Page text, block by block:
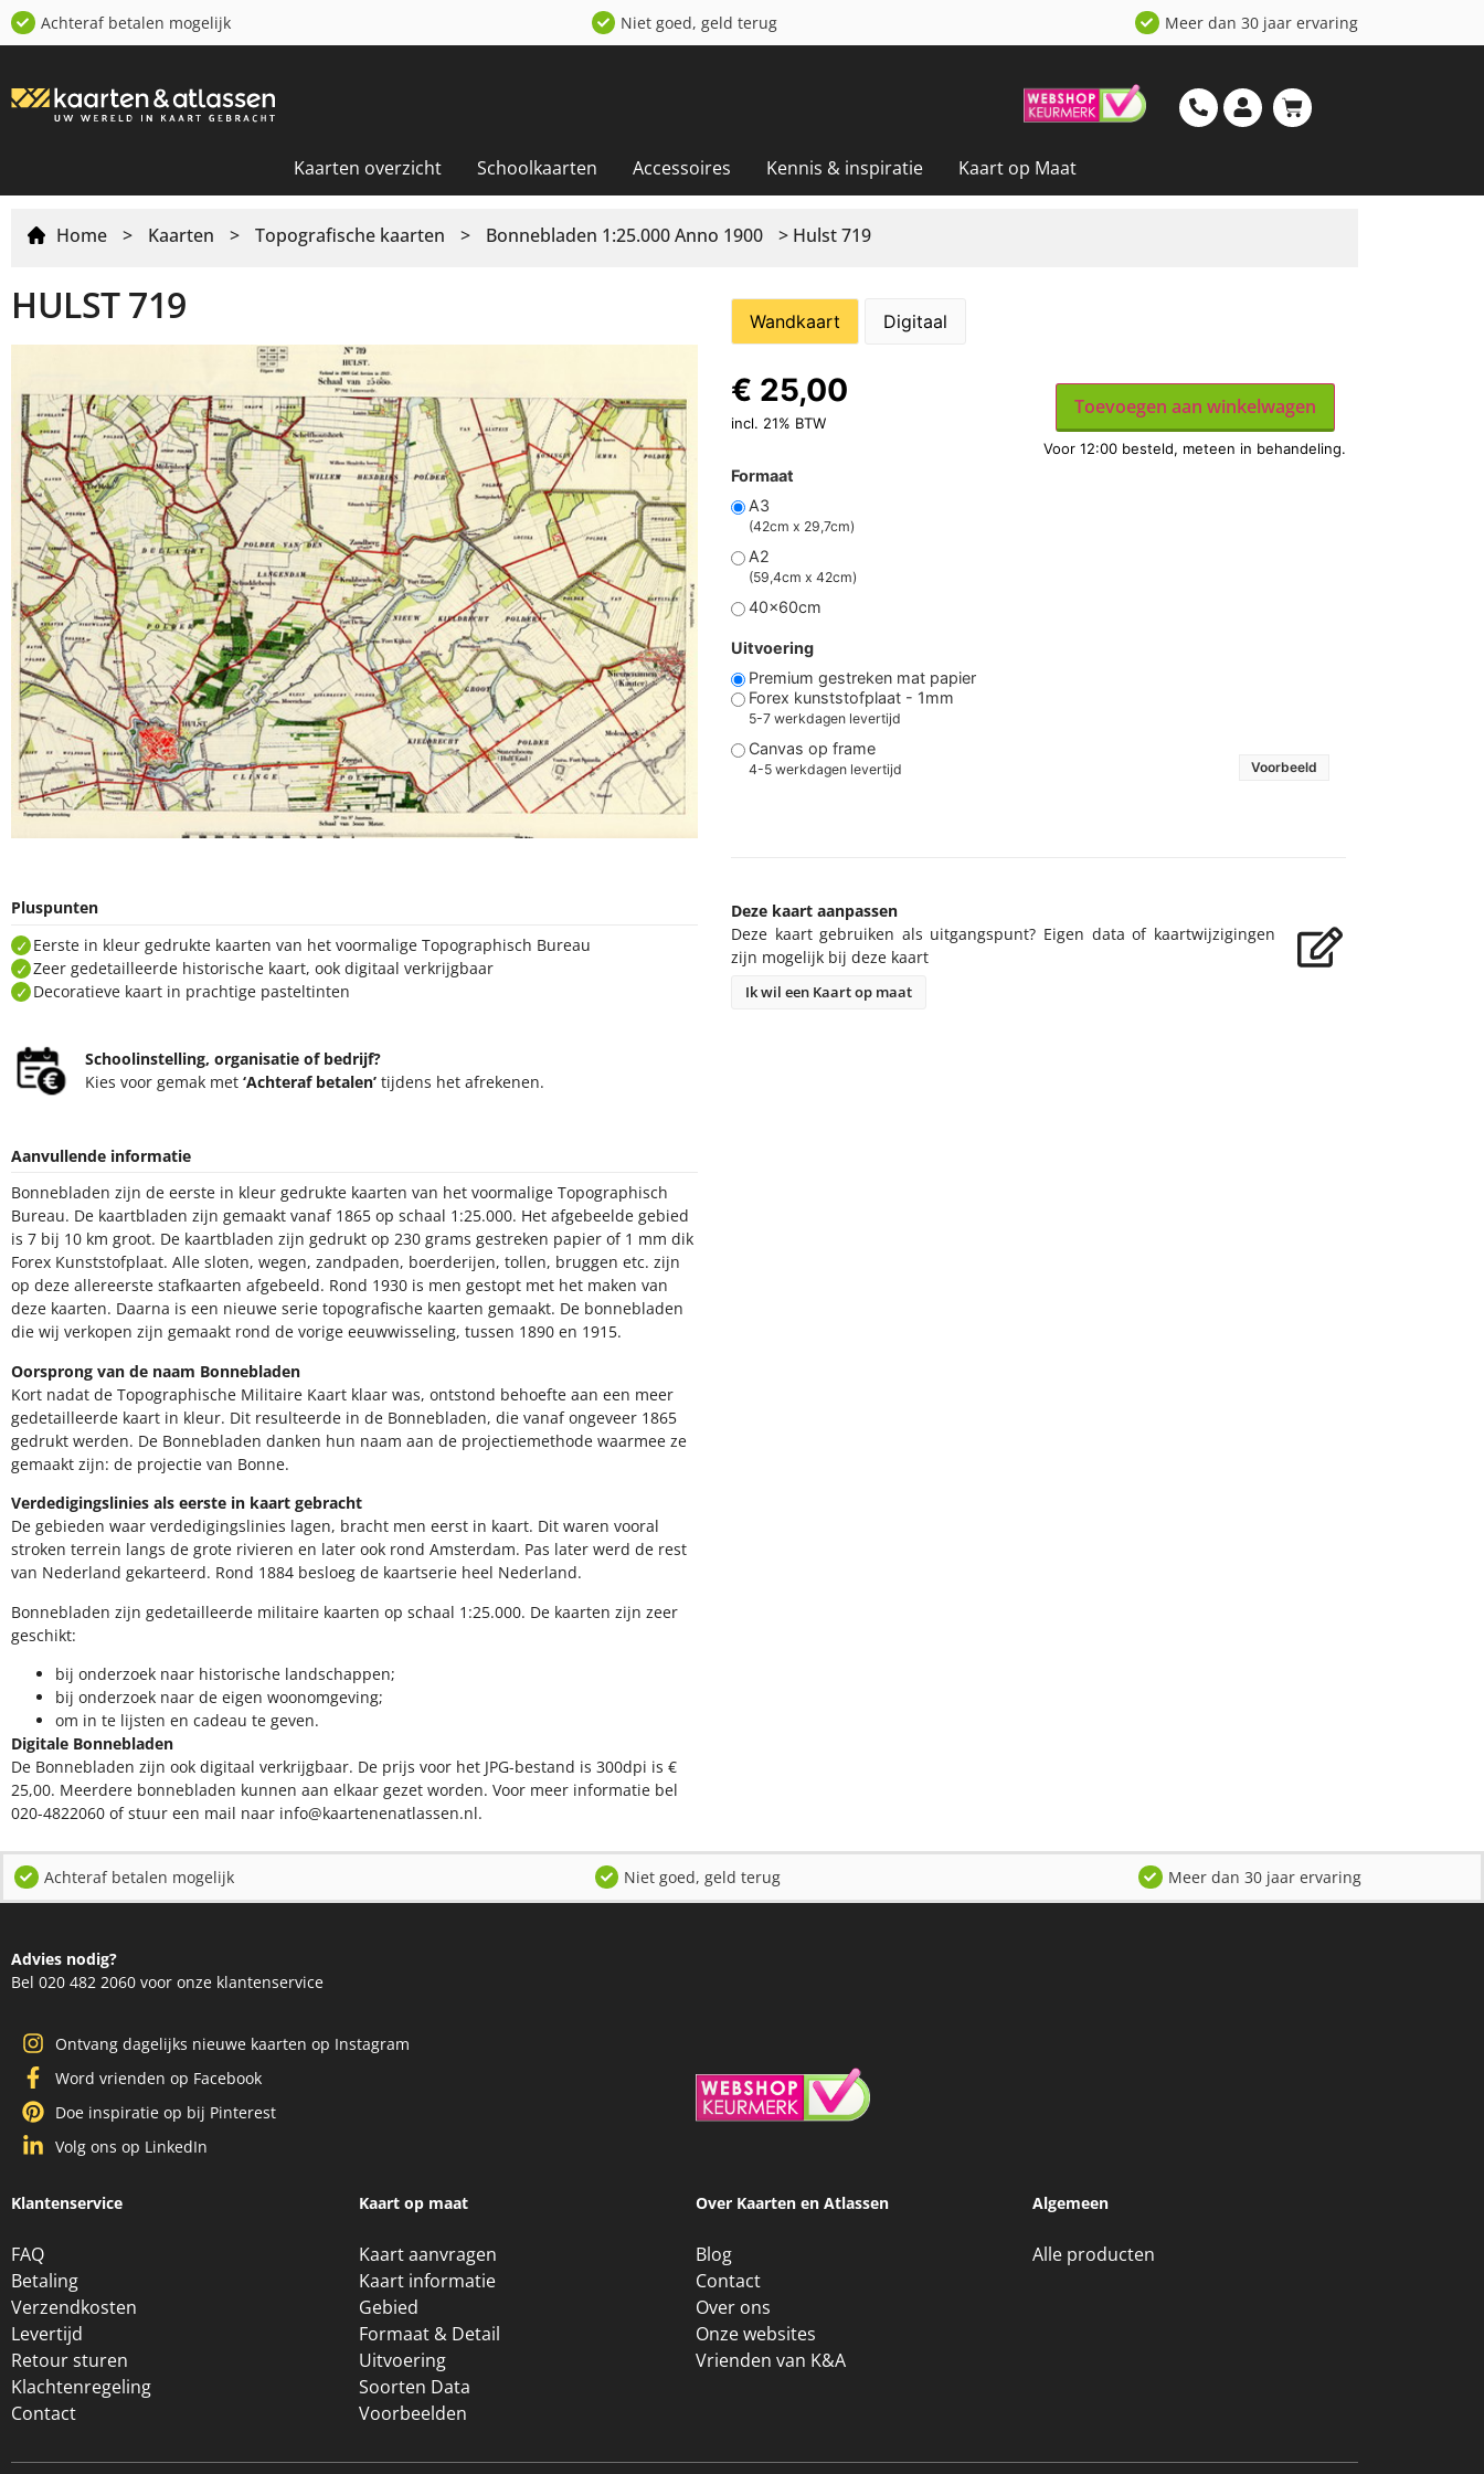
Achteraf betalen mogelijk Niet goed, geld terug Meer dan 30 jaar ervaring
Kaarten overzicht Schoolkaarten Accessoires Kennis & inspiratie Kaart op Maat
Home > Kaarten > Topografische kaarten > Bonnebladen 1:25.000 Anno 1900 > Hulst 719
HULST 719
Pluspunten
Eerste in kleur gedrukte kaarten van het voormalige Topographisch Bureau
Zeer gedetailleerde historische kaart, ook digitaal verkrijgbaar
Decoratieve kaart in prachtige pasteltinten
Schoolinstelling, organisatie of bedrijf?
Kies voor gemak met‘Achteraf betalen’ tijdens het afrekenen.
Aanvullende informatie
Bonnebladen zijn de eerste in kleur gedrukte kaarten van het voormalige Topographisch
Bureau. De kaartbladen zijn gemaakt vanaf 1865 op schaal 1:25.000. Het afgebeelde gebied
is 7 bij 10 km groot. De kaartbladen zijn gedrukt op 230 grams gestreken papier of 1 mm dik
Forex Kunststofplaat. Alle sloten, wegen, zandpaden, boerderijen, tollen, bruggen etc. zijn
op deze allereerste stafkaarten afgebeeld. Rond 1930 is men gestopt met het maken van
deze kaarten. Daarna is een nieuwe serie topografische kaarten gemaakt. De bonnebladen
die wij verkopen zijn gemaakt rond de vorige eeuwwisseling, tussen 1890 en 1915.
Oorsprong van de naam Bonnebladen
Kort nadat de Topographische Militaire Kaart klaar was, ontstond behoefte aan een meer
gedetailleerde kaart in kleur. Dit resulteerde in de Bonnebladen, die vanaf ongeveer 1865
gedrukt werden. De Bonnebladen danken hun naam aan de projectiemethode waarmee ze
gemaakt zijn: de projectie van Bonne.
Verdedigingslinies als eerste in kaart gebracht
De gebieden waar verdedigingslinies lagen, bracht men eerst in kaart. Dit waren vooral
stroken terrein langs de grote rivieren en later ook rond Amsterdam. Pas later werd de rest
van Nederland gekarteerd. Rond 1884 besloeg de kaartserie heel Nederland.
Bonnebladen zijn gedetailleerde militaire kaarten op schaal 1:25.000. De kaarten zijn zeer
geschikt:​
​bij onderzoek naar historische landschappen;
bij onderzoek naar de eigen woonomgeving;
om in te lijsten en cadeau te geven.
Digitale Bonnebladen
De Bonnebladen zijn ook digitaal verkrijgbaar. De prijs voor het JPG-bestand is 300dpi is €
25,00. Meerdere bonnebladen kunnen aan elkaar gezet worden. Voor meer informatie bel
020-4822060 of stuur een mail naar info@kaartenenatlassen.nl.
Wandkaart Digitaal
Formaat
A3
(42cm x 29,7cm)
A2
(59,4cm x 42cm)
40x60cm
Uitvoering
Premium gestreken mat papier
Forex kunststofplaat - 1mm
5-7 werkdagen levertijd
Canvas op frame
4-5 werkdagen levertijd Voorbeeld
€ 25,00
incl. 21% BTW
Toevoegen aan winkelwagen
Deze kaart aanpassen
Deze kaart gebruiken als uitgangspunt? Eigen data of kaartwijzigingen
zijn mogelijk bij deze kaart
Ik wil een Kaart op maat
Achteraf betalen mogelijk Niet goed, geld terug Meer dan 30 jaar ervaring
Advies nodig?
Bel 020 482 2060 voor onze klantenservice
Ontvang dagelijks nieuwe kaarten op Instagram
Word vrienden op Facebook
Doe inspiratie op bij Pinterest
Volg ons op LinkedIn
Klantenservice
FAQ
Betaling
Verzendkosten
Levertijd
Retour sturen
Klachtenregeling
Contact
Kaart op maat
Kaart aanvragen
Kaart informatie
Gebied
Formaat & Detail
Uitvoering
Soorten Data
Voorbeelden
Over Kaarten en Atlassen
Blog
Contact
Over ons
Onze websites
Vrienden van K&A
Algemeen
Alle producten